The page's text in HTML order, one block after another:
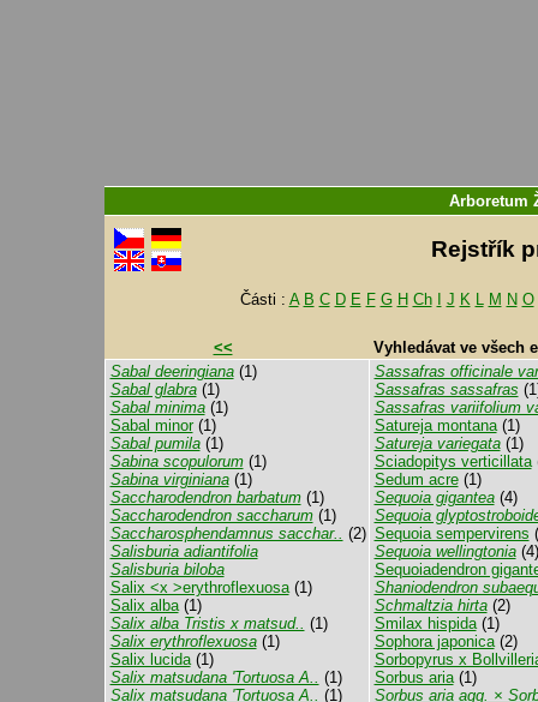
Arboretum
Rejstřík
Části : A B C D E F G H Ch J K L M N O
<<
Vyhledávat ve všech
Sabal deeringiana(1)
Sabal glabra(1)
Sabal minima(1)
Sabal minor(1)
Sabal pumila(1)
Sabina scopulorum(1)
Sabina virginiana(1)
Saccharodendron barbatum(1)
Saccharodendron saccharum(1)
Saccharosphendamnus sacchar.. (2)
Salisburia adiantifolia
Salisburia biloba
Salix <x >erythroflexuosa(1)
Salix alba(1)
Salix alba Tristis x matsud.. (1)
Salix erythroflexuosa(1)
Salix lucida(1)
Salix matsudana 'Tortuosa A.. (1)
Salix matsudana 'Tortuosa A.. (1)
Sassafras officinale
Sassafras sassafras
Sassafras variifolium
Satureja montana(1)
Satureja variegata(1)
Sciadopitys verticillata
Sedum acre(1)
Sequoia gigantea(4)
Sequoia
Sequoia sempervirens
Sequoia wellingtonia(4)
Sequoiadendron
Shaniodendron
Schmaltzia hirta(2)
Smilax hispida(1)
Sophora japonica(2)
Sorbopyrus x
Sorbus aria(1)
Sorbus aria agg. ×